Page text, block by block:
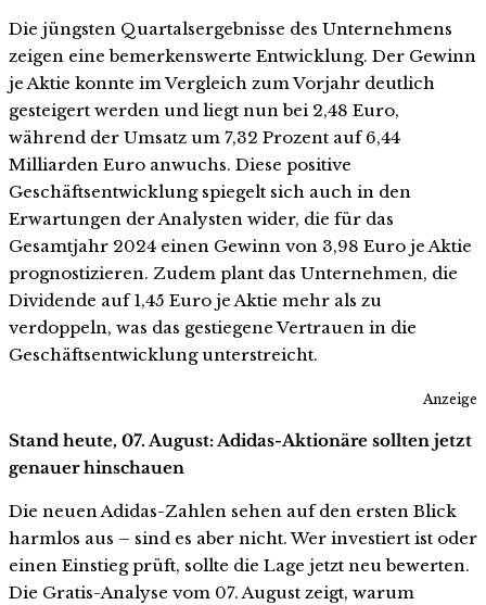
Die jüngsten Quartalsergebnisse des Unternehmens
zeigen eine bemerkenswerte Entwicklung. Der Gewinn
je Aktie konnte im Vergleich zum Vorjahr deutlich
gesteigert werden und liegt nun bei 2,48 Euro,
während der Umsatz um 7,32 Prozent auf 6,44
Milliarden Euro anwuchs. Diese positive
Geschäftsentwicklung spiegelt sich auch in den
Erwartungen der Analysten wider, die für das
Gesamtjahr 2024 einen Gewinn von 3,98 Euro je Aktie
prognostizieren. Zudem plant das Unternehmen, die
Dividende auf 1,45 Euro je Aktie mehr als zu
verdoppeln, was das gestiegene Vertrauen in die
Geschäftsentwicklung unterstreicht.
Anzeige
Stand heute, 07. August: Adidas-Aktionäre sollten jetzt
genauer hinschauen
Die neuen Adidas-Zahlen sehen auf den ersten Blick
harmlos aus – sind es aber nicht. Wer investiert ist oder
einen Einstieg prüft, sollte die Lage jetzt neu bewerten.
Die Gratis-Analyse vom 07. August zeigt, warum